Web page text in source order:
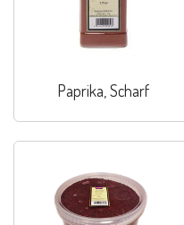
Paprika, Scharf